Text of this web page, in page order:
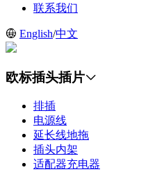
联系我们
English/中文
欧标插头插片
排插
电源线
延长线地拖
插头内架
适配器充电器